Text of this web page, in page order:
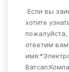
Если вы
хотите
ответим